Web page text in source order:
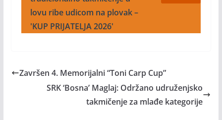
lovu ribe udicom na plovak –
'KUP PRIJATELJA 2026'
Završen 4. Memorijalni “Toni Carp Cup”
SRK ‘Bosna’ Maglaj: Održano udruženjsko
takmičenje za mlađe kategorije